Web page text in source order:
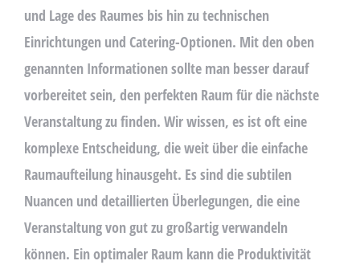
und Lage des Raumes bis hin zu technischen
Einrichtungen und Catering-Optionen. Mit den oben
genannten Informationen sollte man besser darauf
vorbereitet sein, den perfekten Raum für die nächste
Veranstaltung zu finden. Wir wissen, es ist oft eine
komplexe Entscheidung, die weit über die einfache
Raumaufteilung hinausgeht. Es sind die subtilen
Nuancen und detaillierten Überlegungen, die eine
Veranstaltung von gut zu großartig verwandeln
können. Ein optimaler Raum kann die Produktivität